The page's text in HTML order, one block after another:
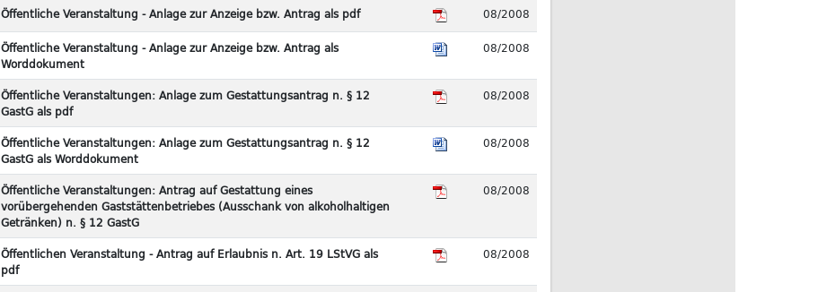
Öffentliche Veranstaltung - Anlage zur Anzeige bzw. Antrag als pdf 08/2008
Öffentliche Veranstaltung - Anlage zur Anzeige bzw. Antrag als
Worddokument
08/2008
Öffentliche Veranstaltungen: Anlage zum Gestattungsantrag n. § 12
GastG als pdf
08/2008
Öffentliche Veranstaltungen: Anlage zum Gestattungsantrag n. § 12
GastG als Worddokument
08/2008
Öffentliche Veranstaltungen: Antrag auf Gestattung eines
vorübergehenden Gaststättenbetriebes (Ausschank von alkoholhaltigen
Getränken) n. § 12 GastG
08/2008
Öffentlichen Veranstaltung - Antrag auf Erlaubnis n. Art. 19 LStVG als
pdf
08/2008